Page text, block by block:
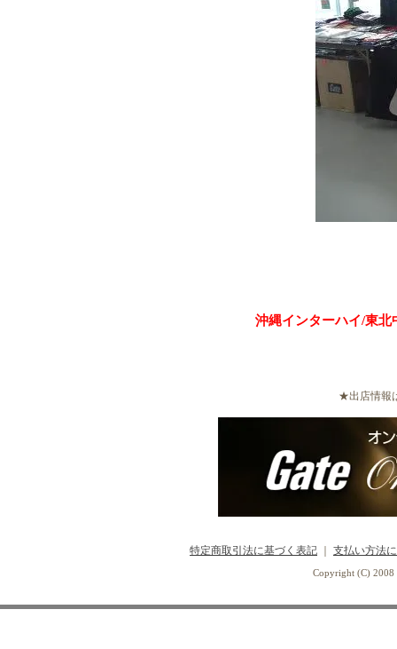
沖縄インターハイ/東
★出店情報
特定商取引法に基づく表記 支払い方法
Copyright (C) 2008